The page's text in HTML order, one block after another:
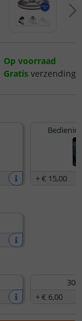
+€ 15,00
300
+€ 6,00
Op voorraad
Gratis verzending